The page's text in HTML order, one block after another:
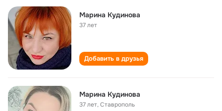
Марина Кудинова
37 лет
Добавить в друзья
Марина Кудинова
37 лет,Ставрополь